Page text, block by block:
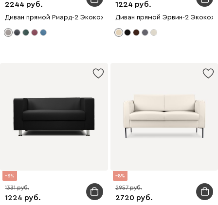
2244
Диван прямой Риард-2 Экокожа Бежевый
1224
Диван прямой Эрвин-2
8
1224
1331
8
2720
2957